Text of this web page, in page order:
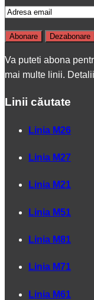
Va puteti abona
mai multe linii. Detalii
Linii căutate
Linia M26
Linia M27
Linia M21
Linia M51
Linia M81
Linia M71
Linia M61